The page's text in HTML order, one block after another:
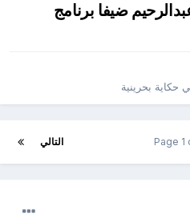
ضيفا برنامج‮
حكاية بحرينية
التالي Page 1